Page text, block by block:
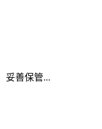
妥善保管...